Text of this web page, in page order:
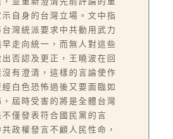
自身的台灣立場。文中指
灣統派要求中共動用武力
走向統一，而無人對這些
否認及更正，王曉波在回
有澄清，這樣的言論使作
白色恐怖過後又要面臨如
，屆時受害的將是全體台灣
不僅發表符合國民黨的言
政權發言不顧人民性命，